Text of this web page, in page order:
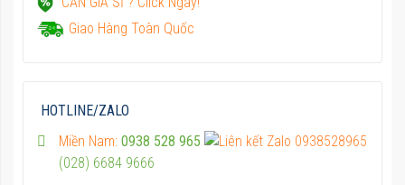
Giao Hàng Toàn Quốc
HOTLINE/ZALO
Miền Nam: 0938 528 965
(028) 6684 9666